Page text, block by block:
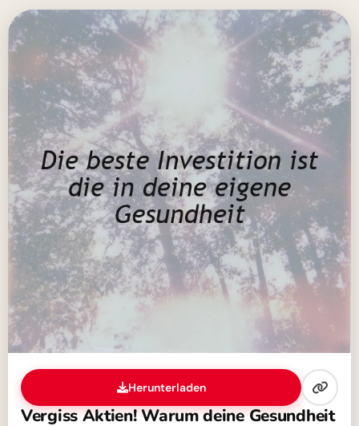
Herunterladen
Vergiss Aktien! Warum deine Gesundheit